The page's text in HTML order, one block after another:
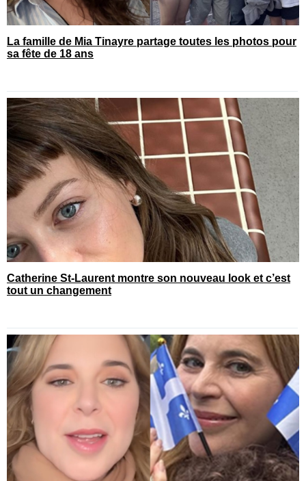
La famille de Mia Tinayre partage toutes les photos pour
sa fête de 18 ans
Catherine St-Laurent montre son nouveau look et c’est
tout un changement